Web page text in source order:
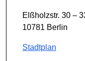
Elßholzstr. 30 –
10781 Berlin
Stadtplan